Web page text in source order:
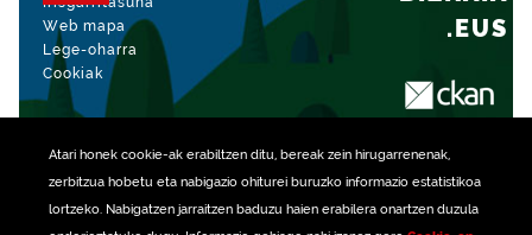
Atari honek cookie-ak erabiltzen ditu, bereak zein hirugarrenenak,
zerbitzua hobetu eta nabigazio ohiturei buruzko informazio estatistikoa
lortzeko. Nabigatzen jarraitzen baduzu haien erabilera onartzen duzula
Web mapa
Lege-oharra
Cookiak
.EUS